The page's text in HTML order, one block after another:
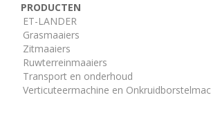
PRODUCTEN
ET-LANDER
Grasmaaiers
Zitmaaiers
Ruwterreinmaaiers
Transport en onderhoud
Verticuteermachine en